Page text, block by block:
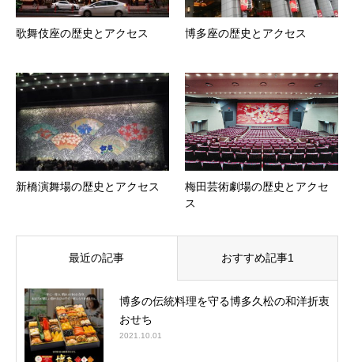
歌舞伎座の歴史とアクセス 博多座の歴史とアクセス
新橋演舞場の歴史とアクセス
梅田芸術劇場の歴史とアクセ
ス
最近の記事 おすすめ記事1
博多の伝統料理を守る博多久松の和洋折衷
おせち
2021.10.01